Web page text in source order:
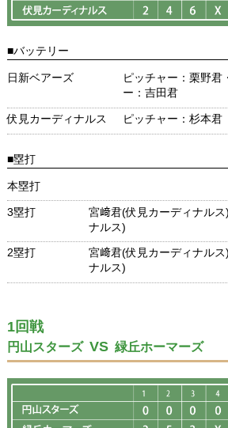
■バッテリー
日新ベアーズ
ピッチャー：栗野
ー：吉田君
伏見カーディナルス ピッチャー：杉本
■塁打
本塁打
3塁打
宮﨑君(伏見カーディナル
ナルス)
2塁打
宮﨑君(伏見カーディナル
ナルス)
1回戦
円山スターズ VS 緑丘ホーマーズ